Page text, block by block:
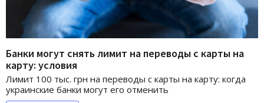
Банки могут снять лимит на переводы с карты на
карту: условия
Лимит 100 тыс. грн на переводы с карты на карту: когда
украинские банки могут его отменить